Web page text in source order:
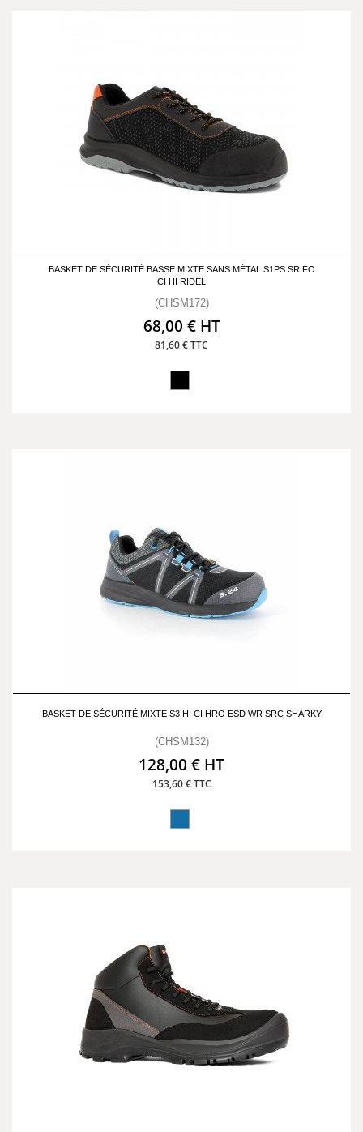
BASKET DE SÉCURITÉ BASSE MIXTE SANS MÉTAL S1PS SR FO
CI HI RIDEL
(CHSM172)
68,00 € HT
81,60 € TTC
BASKET DE SÉCURITÉ MIXTE S3 HI CI HRO ESD WR SRC SHARKY
(CHSM132)
128,00 € HT
153,60 € TTC